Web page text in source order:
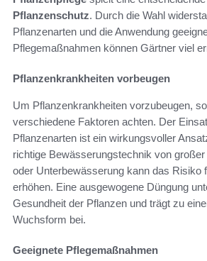
Pflanzenschutz. Durch die Wahl
Pflanzenarten und die Anwendung
Pflegemaßnahmen können Gärtner viel
Pflanzenkrankheiten vorbeugen
Um Pflanzenkrankheiten vorzubeugen,
verschiedene Faktoren achten. Der
Pflanzenarten ist ein wirkungsvoller
richtige Bewässerungstechnik von
oder Unterbewässerung kann das Risiko
erhöhen. Eine ausgewogene Düngung
Gesundheit der Pflanzen und trägt zu
Wuchsform bei.
Geeignete Pflegemaßnahmen